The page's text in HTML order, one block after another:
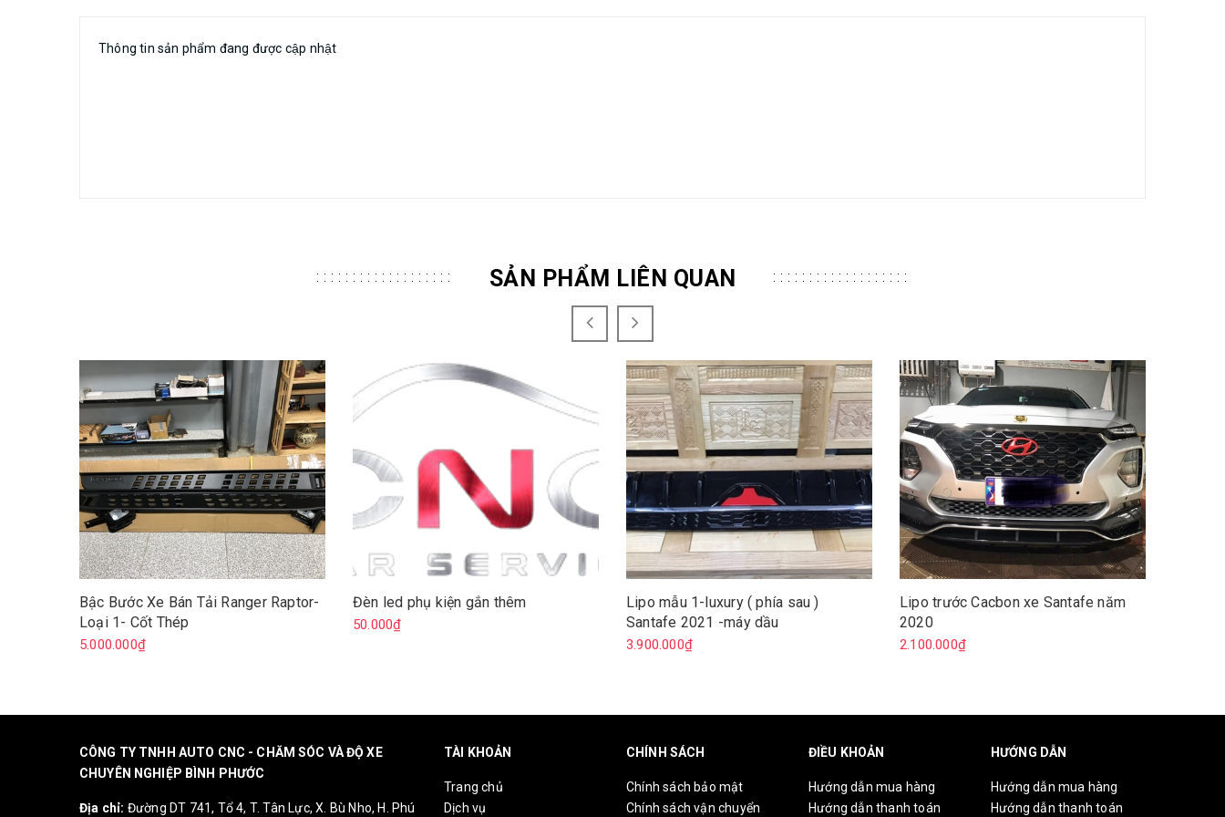
Thông tin sản phẩm đang được cập nhật
SẢN PHẨM LIÊN QUAN
Bậc Bước Xe Bán Tải Ranger Raptor-
Loại 1- Cốt Thép
5.000.000₫
Đèn led phụ kiện gắn thêm
50.000₫
Lipo mẫu 1-luxury ( phía sau )
Santafe 2021 -máy dầu
3.900.000₫
Lipo trước Cacbon xe Santafe năm
2020
2.100.000₫
CÔNG TY TNHH AUTO CNC - CHĂM SÓC VÀ ĐỘ XE
CHUYÊN NGHIỆP BÌNH PHƯỚC
Địa chỉ: Đường DT 741, Tổ 4, T. Tân Lực, X. Bù Nho, H. Phú
TÀI KHOẢN
Trang chủ
Dịch vụ
CHÍNH SÁCH
Chính sách bảo mật
Chính sách vận chuyển
ĐIỀU KHOẢN
Hướng dẫn mua hàng
Hướng dẫn thanh toán
HƯỚNG DẪN
Hướng dẫn mua hàng
Hướng dẫn thanh toán